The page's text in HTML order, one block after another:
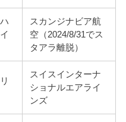
スカンジナビア航
空（2024/8/31でス
タアラ離脱）
スイスインターナ
ショナルエアライ
ンズ